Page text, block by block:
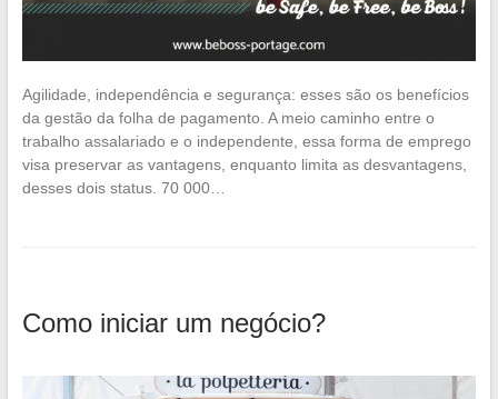
Agilidade, independência e segurança: esses são os benefícios
da gestão da folha de pagamento. A meio caminho entre o
trabalho assalariado e o independente, essa forma de emprego
visa preservar as vantagens, enquanto limita as desvantagens,
desses dois status. 70 000…
Como iniciar um negócio?